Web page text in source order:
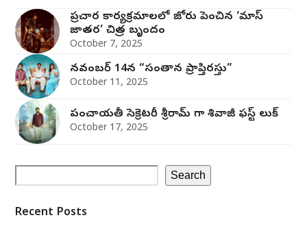
ప్రచార కార్యక్రమాలలో జోరు పెంచిన ‘మాస్
జాతర’ చిత్ర బృందం
October 7, 2025
నవంబర్ 14న “సంతాన ప్రాప్తిరస్తు”
October 11, 2025
పంచాయతీ సెక్రెటరీ శ్రీరామ్ గా శివాజీ ఫస్ట్ లుక్
October 17, 2025
Search
Recent Posts